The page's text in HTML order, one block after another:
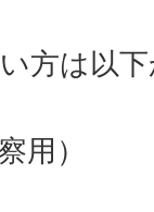
方は以
用）